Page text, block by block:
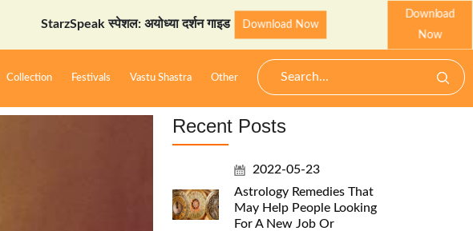
StarzSpeak स्पेशल: अयोध्या दर्शन गाइड Download Now
Download
Now
Collection Festivals Vastu Shastra Other
Recent Posts
2022-05-23
Astrology Remedies That
May Help People Looking
For A New Job Or